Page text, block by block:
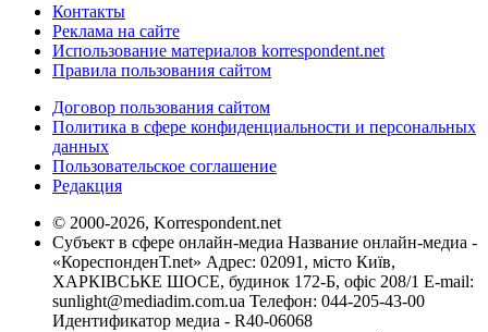
Контакты
Реклама на сайте
Использование материалов korrespondent.net
Правила пользования сайтом
Договор пользования сайтом
Политика в сфере конфиденциальности и персональных
данных
Пользовательское соглашение
Редакция
© 2000-2026, Korrespondent.net
Субъект в сфере онлайн-медиа Название онлайн-медиа -
«КореспонденТ.net» Адрес: 02091, місто Київ,
ХАРКІВСЬКЕ ШОСЕ, будинок 172-Б, офіс 208/1 E-mail:
sunlight@mediadim.com.ua Телефон: 044-205-43-00
Идентификатор медиа - R40-06068